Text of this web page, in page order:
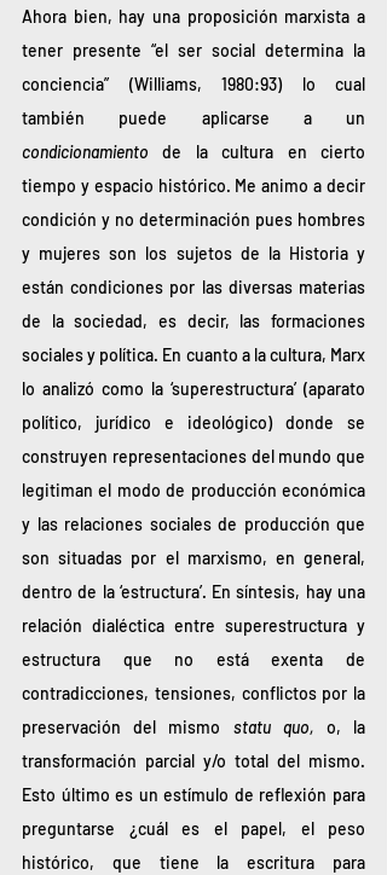
Ahora bien, hay una proposición marxista a
tener presente “el ser social determina la
conciencia” (Williams, 1980:93) lo cual
condicionamiento de la cultura en cierto
tiempo y espacio histórico. Me animo a decir
condición y no determinación pues hombres
y mujeres son los sujetos de la Historia y
están condiciones por las diversas materias
de la sociedad, es decir, las formaciones
sociales y política. En cuanto a la cultura, Marx
lo analizó como la ‘superestructura’ (aparato
político, jurídico e ideológico) donde se
construyen representaciones del mundo que
legitiman el modo de producción económica
y las relaciones sociales de producción que
son situadas por el marxismo, en general,
dentro de la ‘estructura’. En síntesis, hay una
relación dialéctica entre superestructura y
estructura que no está exenta de
contradicciones, tensiones, conflictos por la
preservación del mismo statu quo, o, la
transformación parcial y/o total del mismo.
Esto último es un estímulo de reflexión para
preguntarse ¿cuál es el papel, el peso
histórico, que tiene la escritura para